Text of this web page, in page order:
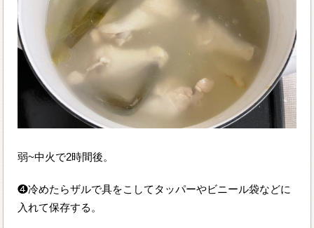
弱~中火で2時間後。
❹冷めたらザルで具をこしてタッパーやビニール袋などに
入れて保存する。